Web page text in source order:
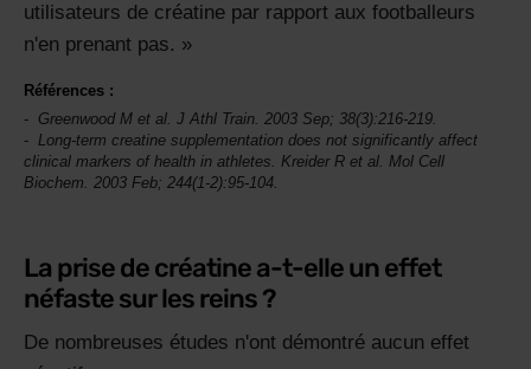
utilisateurs de créatine par rapport aux footballeurs
n'en prenant pas.
Références :
Greenwood M et al. J Athl Train. 2003 Sep; 38(3):216-219.
Long-term creatine supplementation does not significantly affect
clinical markers of health in athletes. Kreider R et al. Mol Cell
Biochem. 2003 Feb; 244(1-2):95-104.
La prise de créatine a-t-elle un effet
néfaste sur les reins ?
De nombreuses études n'ont démontré aucun effet